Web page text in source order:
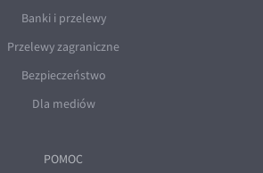
Banki i przelewy
Przelewy zagraniczne
Bezpieczeństwo
Dla mediów
POMOC